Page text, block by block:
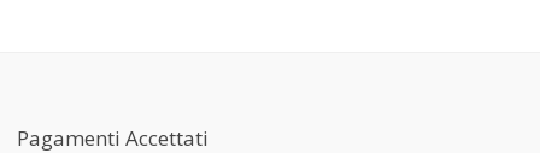
Pagamenti Accettati